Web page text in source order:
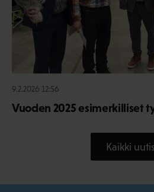
9.2.2026 12:56
Vuoden 2025 esimerkilliset
Kaikki